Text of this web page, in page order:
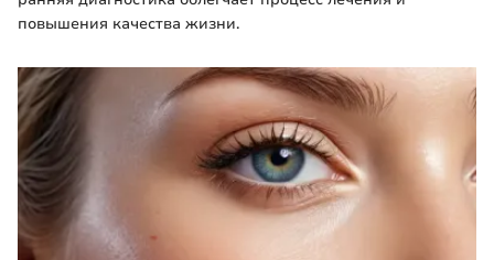
повышения качества жизни.